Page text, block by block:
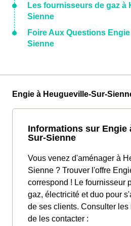
Les fournisseurs de gaz à
Sienne
Foire Aux Questions
Sienne
Engie à Heugueville-Sur-
Informations sur Engie
Sur-Sienne
Vous venez d'aménager à
Sienne ? Trouver l'offre
correspond ! Le fournisseur
gaz, électricité et duo pour
de ses clients. Consulter
de les contacter :